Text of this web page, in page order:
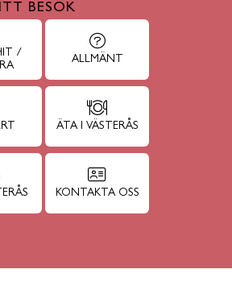
BESÖK
/
ALLMÄNT
ÄTA I VÄSTERÅS
KONTAKTA OSS